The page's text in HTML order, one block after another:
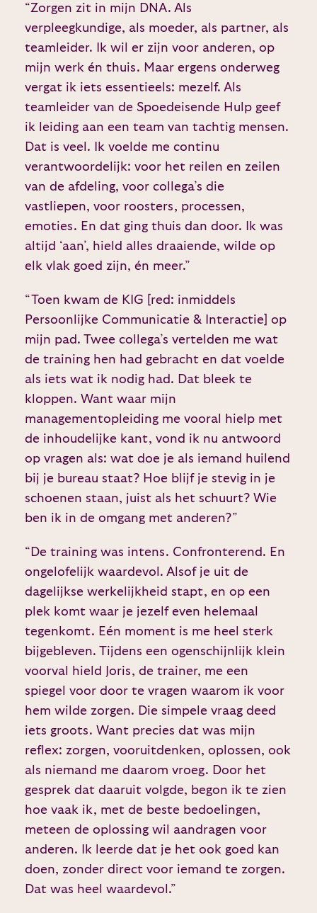
“Zorgen zit in mijn DNA. Als
verpleegkundige, als moeder, als partner, als
teamleider. Ik wil er zijn voor anderen, op
mijn werk én thuis. Maar ergens onderweg
vergat ik iets essentieels: mezelf. Als
teamleider van de Spoedeisende Hulp geef
ik leiding aan een team van tachtig mensen.
Dat is veel. Ik voelde me continu
verantwoordelijk: voor het reilen en zeilen
van de afdeling, voor collega’s die
vastliepen, voor roosters, processen,
emoties. En dat ging thuis dan door. Ik was
altijd ‘aan’, hield alles draaiende, wilde op
elk vlak goed zijn, én meer.”
“Toen kwam de KIG [red: inmiddels
Persoonlijke Communicatie & Interactie] op
mijn pad. Twee collega’s vertelden me wat
de training hen had gebracht en dat voelde
als iets wat ik nodig had. Dat bleek te
kloppen. Want waar mijn
managementopleiding me vooral hielp met
de inhoudelijke kant, vond ik nu antwoord
op vragen als: wat doe je als iemand huilend
bij je bureau staat? Hoe blijf je stevig in je
schoenen staan, juist als het schuurt? Wie
ben ik in de omgang met anderen?”
“De training was intens. Confronterend. En
ongelofelijk waardevol. Alsof je uit de
dagelijkse werkelijkheid stapt, en op een
plek komt waar je jezelf even helemaal
tegenkomt. Eén moment is me heel sterk
bijgebleven. Tijdens een ogenschijnlijk klein
voorval hield Joris, de trainer, me een
spiegel voor door te vragen waarom ik voor
hem wilde zorgen. Die simpele vraag deed
iets groots. Want precies dat was mijn
reflex: zorgen, vooruitdenken, oplossen, ook
als niemand me daarom vroeg. Door het
gesprek dat daaruit volgde, begon ik te zien
hoe vaak ik, met de beste bedoelingen,
meteen de oplossing wil aandragen voor
anderen. Ik leerde dat je het ook goed kan
doen, zonder direct voor iemand te zorgen.
Dat was heel waardevol.”